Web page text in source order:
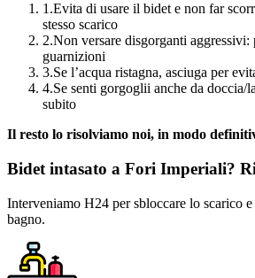
1.Evita di usare il bidet e non far
stesso scarico
2.Non versare disgorganti
guarnizioni
3.Se l’acqua ristagna, asciuga per
4.Se senti gorgoglii anche da doccia/
subito
Il resto lo risolviamo noi, in modo
Bidet intasato a Fori Imperiali?
Interveniamo H24 per sbloccare lo scarico
bagno.